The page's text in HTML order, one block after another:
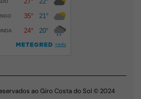
ao Giro Costa do Sol © 2024